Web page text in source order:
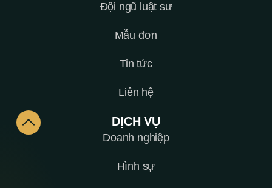
Đội ngũ luật sư
Mẫu đơn
Tin tức
Liên hệ
DỊCH VỤ
Doanh nghiệp
Hình sự